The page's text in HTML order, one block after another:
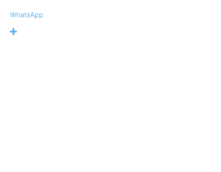
WhatsApp